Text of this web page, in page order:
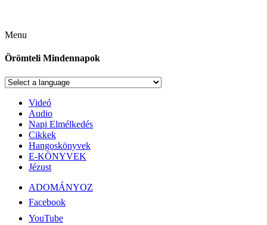
Menu
Örömteli Mindennapok
Videó
Audio
Napi Elmélkedés
Cikkek
Hangoskönyvek
E-KÖNYVEK
Jézust
ADOMÁNYOZ
Facebook
YouTube